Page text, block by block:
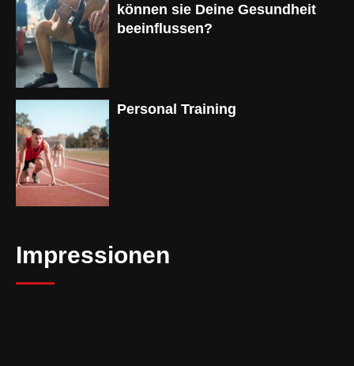
können sie Deine Gesundheit
beeinflussen?
Personal Training
Impressionen